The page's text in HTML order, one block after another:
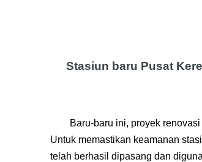
Stasiun baru Pusat
Baru-baru ini, proyek
Untuk memastikan keamanan
telah berhasil dipasang dan